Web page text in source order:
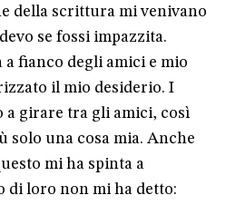
della scrittura mi venivano
se fossi impazzita.
fianco degli amici e mio
il mio desiderio. I
girare tra gli amici, così
solo una cosa mia. Anche
mi ha spinta a
di loro non mi ha detto: